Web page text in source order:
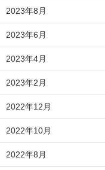
2023年8月
2023年6月
2023年4月
2023年2月
2022年12月
2022年10月
2022年8月